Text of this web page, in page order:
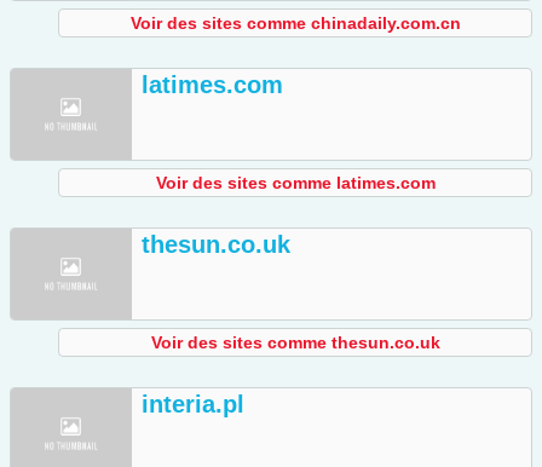
Voir des sites comme chinadaily.com.cn
latimes.com
Voir des sites comme latimes.com
thesun.co.uk
Voir des sites comme thesun.co.uk
interia.pl